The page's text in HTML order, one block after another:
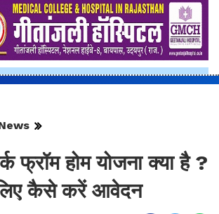
फ्रॉम होम योजना क्या है ?
कैसे करें आवेदन